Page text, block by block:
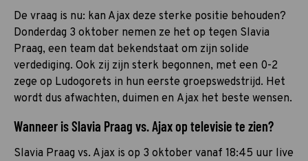
De vraag is nu: kan Ajax deze sterke positie behouden?
Donderdag 3 oktober nemen ze het op tegen Slavia
Praag, een team dat bekendstaat om zijn solide
verdediging. Ook zij zijn sterk begonnen, met een 0-2
zege op Ludogorets in hun eerste groepswedstrijd. Het
wordt dus afwachten, duimen en Ajax het beste wensen.
Wanneer is Slavia Praag vs. Ajax op televisie te zien?
Slavia Praag vs. Ajax is op 3 oktober vanaf 18:45 uur live